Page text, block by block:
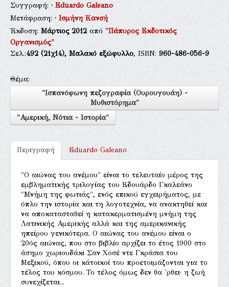
Συγγραφή:·Eduardo Galeano
Μετάφραση:·Ισμήνη Κανσή
Έκδοση:Μάρτιος 2012από"Πάπυρος Εκδοτικός
Οργανισμός"
Σελ.:492 (21χ14), Μαλακό εξώφυλλο, ISBN:960-486-056-9
Θέμα:
"Ισπανόφωνη πεζογραφία (Ουρουγουάη) -
Μυθιστόρημα"
"Αμερική, Νότια - Ιστορία"
Περιγραφή Eduardo Galeano
"O αιώνας του ανέμου" είναι το τελευταίο μέρος της
εμβληματικής τριλογίας του Εδουάρδο Γκαλεάνο
"Μνήμη της φωτιάς", ενός επικού εγχειρήματος, με
όπλο την ιστορία και τη λογοτεχνία, να ανακτηθεί και
να αποκατασταθεί η κατακερματισμένη μνήμη της
Λατινικής Αμερικής αλλά και της αμερικανικής
ηπείρου γενικότερα. Ο αιώνας του ανέμου είναι ο
20ός αιώνας, που στο βιβλίο αρχίζει το έτος 1900 στο
άσημο χωριουδάκι Σαν Χοσέ ντε Γκράσια του
Μεξικού, όπου οι κάτοικοί του προετοιμάζονται για το
τέλος του κόσμου. Το τέλος όμως δεν θα 'ρθει· η ζωή
συνεχίζεται...